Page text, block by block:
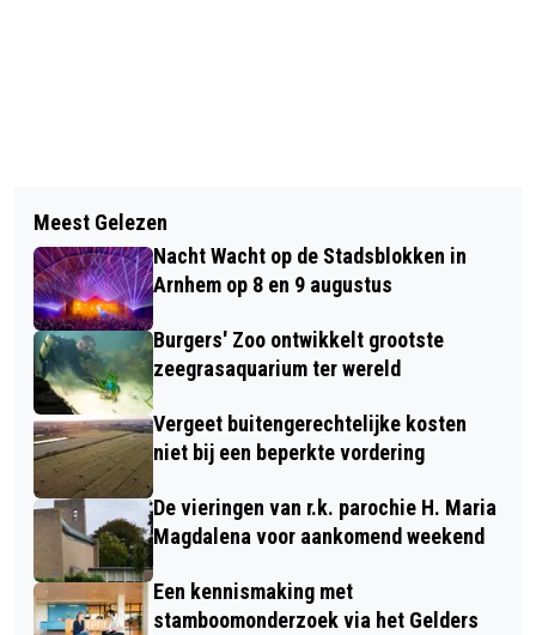
RECHTER VELT STRENG OORDEEL
OVER SITUATIEVE
ARBEIDSONGESCHIKTHEID
WATERFOTO MET WEERSPIEGELING
WINNAAR FOTOWEDSTRIJD APRIL
Meest Gelezen
Nacht Wacht op de Stadsblokken in
Arnhem op 8 en 9 augustus
Burgers' Zoo ontwikkelt grootste
zeegrasaquarium ter wereld
Vergeet buitengerechtelijke kosten
niet bij een beperkte vordering
De vieringen van r.k. parochie H. Maria
Magdalena voor aankomend weekend
Een kennismaking met
stamboomonderzoek via het Gelders